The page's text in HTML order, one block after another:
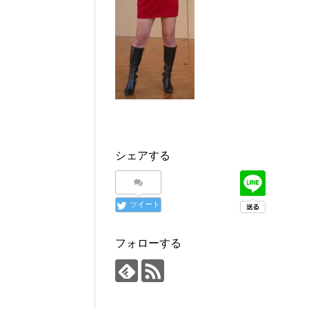
シェアする
ツイート
フォローする